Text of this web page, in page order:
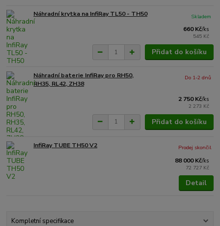
Náhradní krytka na InfiRay TL50 - TH50
660 Kč/ks
545 Kč
Skladem
Přidat do košíku
Náhradní baterie InfiRay pro RH50,
RH35, RL42, ZH38
2 750 Kč/ks
2 273 Kč
Do 1-2 dnů
Přidat do košíku
InfiRay TUBE TH50 V2
88 000 Kč/ks
72 727 Kč
Prodej skončil
Detail
Kompletní specifikace